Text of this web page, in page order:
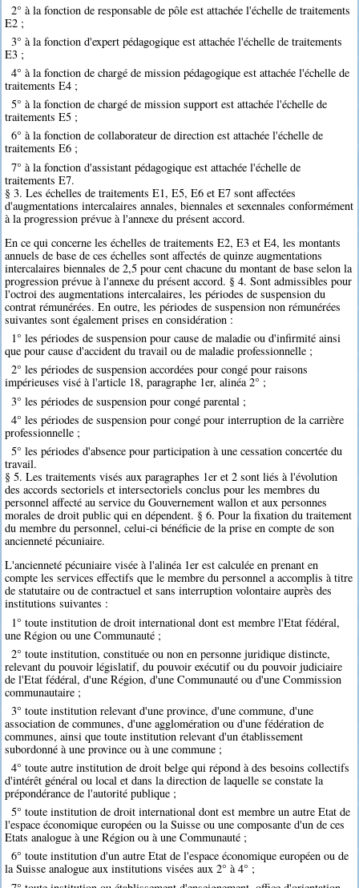
2° à la fonction de responsable de pôle est attachée l'échelle de traitements
E2 ;
3° à la fonction d'expert pédagogique est attachée l'échelle de traitements
E3 ;
4° à la fonction de chargé de mission pédagogique est attachée l'échelle de
traitements E4 ;
5° à la fonction de chargé de mission support est attachée l'échelle de
traitements E5 ;
6° à la fonction de collaborateur de direction est attachée l'échelle de
traitements E6 ;
7° à la fonction d'assistant pédagogique est attachée l'échelle de
traitements E7.
§ 3. Les échelles de traitements E1, E5, E6 et E7 sont affectées
d'augmentations intercalaires annales, biennales et sexennales conformément
à la progression prévue à l'annexe du présent accord.
En ce qui concerne les échelles de traitements E2, E3 et E4, les montants
annuels de base de ces échelles sont affectés de quinze augmentations
intercalaires biennales de 2,5 pour cent chacune du montant de base selon la
progression prévue à l'annexe du présent accord. § 4. Sont admissibles pour
l'octroi des augmentations intercalaires, les périodes de suspension du
contrat rémunérées. En outre, les périodes de suspension non rémunérées
suivantes sont également prises en considération :
1° les périodes de suspension pour cause de maladie ou d'infirmité ainsi
que pour cause d'accident du travail ou de maladie professionnelle ;
2° les périodes de suspension accordées pour congé pour raisons
impérieuses visé à l'article 18, paragraphe 1er, alinéa 2° ;
3° les périodes de suspension pour congé parental ;
4° les périodes de suspension pour congé pour interruption de la carrière
professionnelle ;
5° les périodes d'absence pour participation à une cessation concertée du
travail.
§ 5. Les traitements visés aux paragraphes 1er et 2 sont liés à l'évolution
des accords sectoriels et intersectoriels conclus pour les membres du
personnel affecté au service du Gouvernement wallon et aux personnes
morales de droit public qui en dépendent. § 6. Pour la fixation du traitement
du membre du personnel, celui-ci bénéficie de la prise en compte de son
ancienneté pécuniaire.
L'ancienneté pécuniaire visée à l'alinéa 1er est calculée en prenant en
compte les services effectifs que le membre du personnel a accomplis à titre
de statutaire ou de contractuel et sans interruption volontaire auprès des
institutions suivantes :
1° toute institution de droit international dont est membre l'Etat fédéral,
une Région ou une Communauté ;
2° toute institution, constituée ou non en personne juridique distincte,
relevant du pouvoir législatif, du pouvoir exécutif ou du pouvoir judiciaire
de l'Etat fédéral, d'une Région, d'une Communauté ou d'une Commission
communautaire ;
3° toute institution relevant d'une province, d'une commune, d'une
association de communes, d'une agglomération ou d'une fédération de
communes, ainsi que toute institution relevant d'un établissement
subordonné à une province ou à une commune ;
4° toute autre institution de droit belge qui répond à des besoins collectifs
d'intérêt général ou local et dans la direction de laquelle se constate la
prépondérance de l'autorité publique ;
5° toute institution de droit international dont est membre un autre Etat de
l'espace économique européen ou la Suisse ou une composante d'un de ces
Etats analogue à une Région ou à une Communauté ;
6° toute institution d'un autre Etat de l'espace économique européen ou de
la Suisse analogue aux institutions visées aux 2° à 4° ;